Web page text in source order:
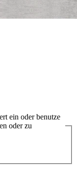
ein oder benutze
oder zu